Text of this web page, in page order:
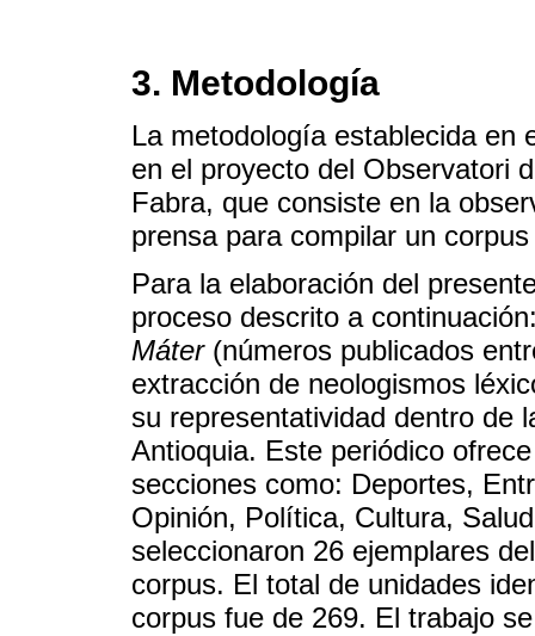
3. Metodología
La metodología establecida en
en el proyecto del Observatori
Fabra, que consiste en la
prensa para compilar un
Para la elaboración del
proceso descrito a
Máter(números publicados
extracción de neologismos
su representatividad dentro de
Antioquia. Este periódico
secciones como: Deportes,
Opinión, Política, Cultura,
seleccionaron 26 ejemplares
corpus. El total de unidades
corpus fue de 269. El trabajo